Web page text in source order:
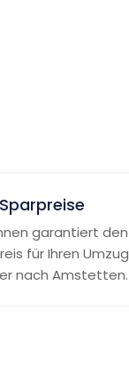
garantiert den
für Ihren Umzug
nach Amstetten.